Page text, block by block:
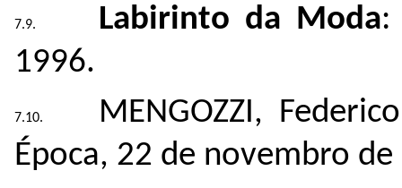
Labirinto da Moda:
1996.
MENGOZZI,
Época, 22 de novembro